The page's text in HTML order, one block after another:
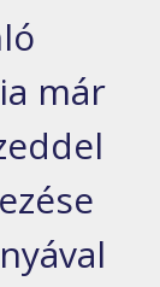
már